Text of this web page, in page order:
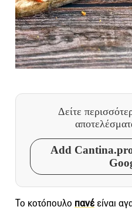
Δείτε
Add
Το κοτόπουλο πανέ είναι